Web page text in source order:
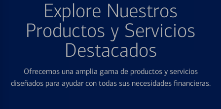
Explore Nuestros
Productos y Servicios
Destacados
Ofrecemos una amplia gama de productos y servicios
diseñados para ayudar con todas sus necesidades financieras.